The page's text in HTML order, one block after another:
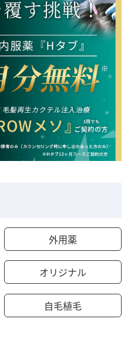
外用薬
オリジナル
自毛植毛